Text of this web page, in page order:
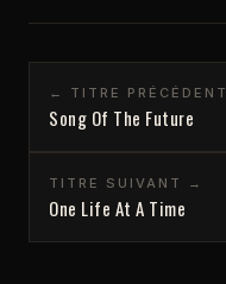
← TITRE PRÉCÉDENT
Song Of The Future
TITRE SUIVANT →
One Life At A Time